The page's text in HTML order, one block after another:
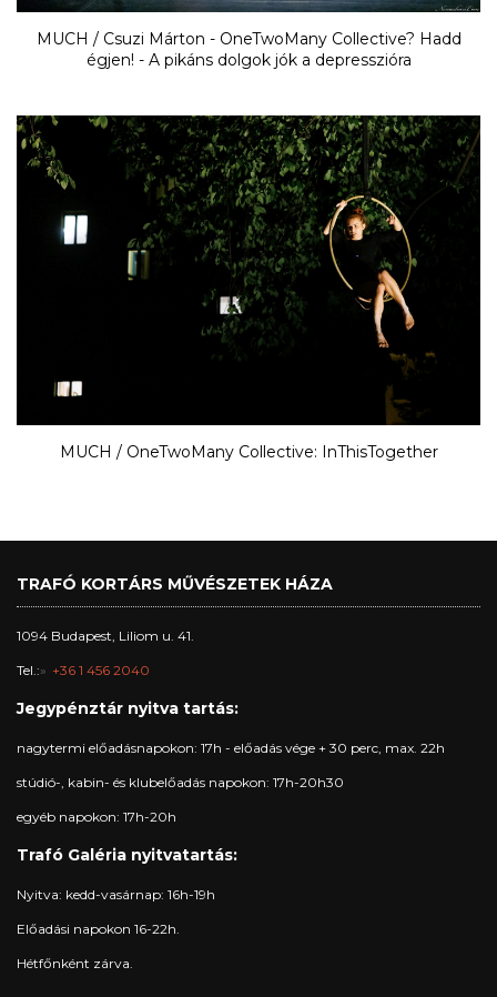
MUCH / Csuzi Márton - OneTwoMany Collective? Hadd
égjen! - A pikáns dolgok jók a depresszióra
MUCH / OneTwoMany Collective: InThisTogether
TRAFÓ KORTÁRS MŰVÉSZETEK HÁZA
1094 Budapest, Liliom u. 41.
Tel.: +36 1 456 2040
Jegypénztár nyitva tartás:
nagytermi előadásnapokon: 17h - előadás vége + 30 perc, max. 22h
stúdió-, kabin- és klubelőadás napokon: 17h-20h30
egyéb napokon: 17h-20h
Trafó Galéria nyitvatartás:
Nyitva: kedd-vasárnap: 16h-19h
Előadási napokon 16-22h.
Hétfőnként zárva.